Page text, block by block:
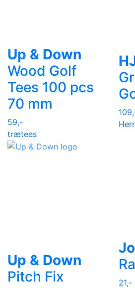
Up & Down
Wood Golf
Tees 100 pcs
70 mm
59,-
trætees
Up & Down
Pitch Fix
21,-